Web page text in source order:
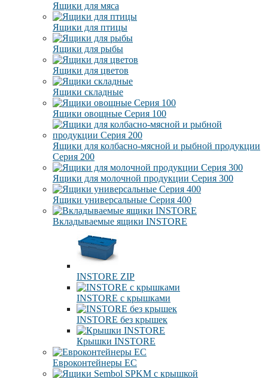
Ящики для мяса
Ящики для птицы
Ящики для рыбы
Ящики для цветов
Ящики складные
Ящики овощные Серия 100
Ящики для колбасно-мясной и рыбной продукции
Серия 200
Ящики для молочной продукции Серия 300
Ящики универсальные Серия 400
Вкладываемые ящики INSTORE
INSTORE ZIP
INSTORE с крышками
INSTORE без крышек
Крышки INSTORE
Евроконтейнеры ЕC